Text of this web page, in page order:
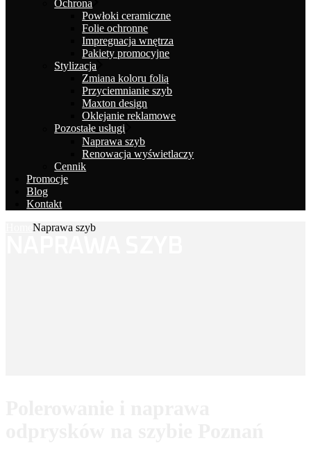
Ochrona
Powłoki ceramiczne
Folie ochronne
Impregnacja wnętrza
Pakiety promocyjne
Stylizacja
Zmiana koloru folią
Przyciemnianie szyb
Maxton design
Oklejanie reklamowe
Pozostałe usługi
Naprawa szyb
Renowacja wyświetlaczy
Cennik
Promocje
Blog
Kontakt
Naprawa szyb